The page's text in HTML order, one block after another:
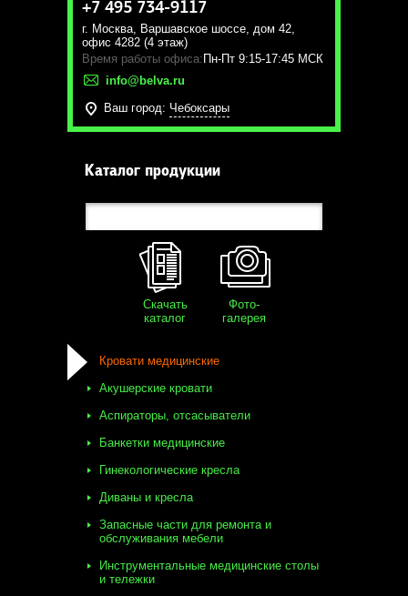
+7 495 734-9117
г. Москва, Варшавское шоссе, дом 42,
офис 4282 (4 этаж)
Время работы офиса: Пн-Пт 9:15-17:45 МСК
info@belva.ru
Ваш город: Чебоксары
Каталог продукции
Скачать
каталог
Фото-
галерея
Кровати медицинские
Акушерские кровати
Аспираторы, отсасыватели
Банкетки медицинские
Гинекологические кресла
Диваны и кресла
Запасные части для ремонта и
обслуживания мебели
Инструментальные медицинские столы
и тележки